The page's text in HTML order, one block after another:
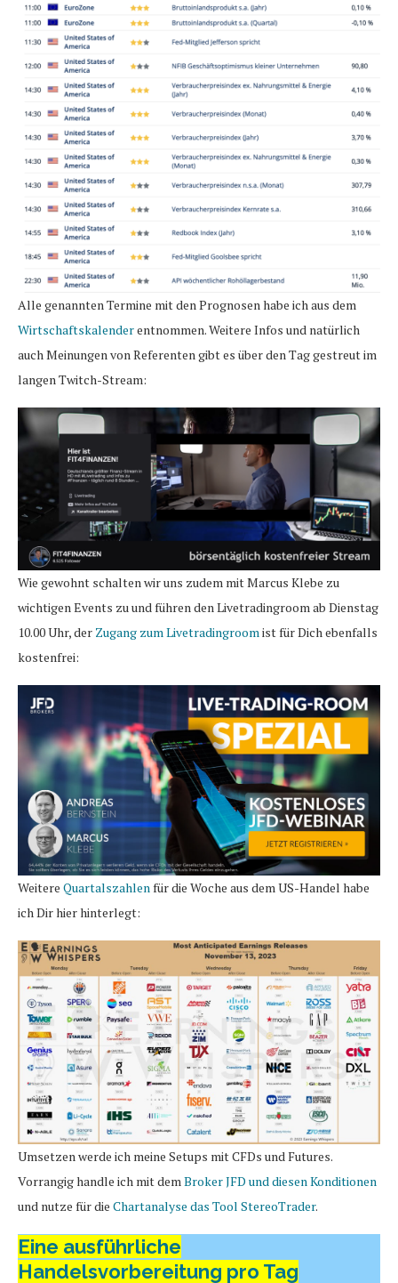
Alle genannten Termine mit den Prognosen habe ich aus dem
Wirtschaftskalenderentnommen. Weitere Infos und natürlich
auch Meinungen von Referenten gibt es über den Tag gestreut im
langen Twitch-Stream:
Wie gewohnt schalten wir uns zudem mit Marcus Klebe zu
wichtigen Events zu und führen den Livetradingroom ab Dienstag
10.00 Uhr, der Zugang zum Livetradingroomist für Dich ebenfalls
kostenfrei:
Weitere Quartalszahlen für die Woche aus dem US-Handel habe
ich Dir hier hinterlegt:
Umsetzen werde ich meine Setups mit CFDs und Futures.
Vorrangig handle ich mit demBroker JFD und diesen Konditionen
und nutze für die Chartanalyse das Tool StereoTrader.
Eine ausführliche
Handelsvorbereitung pro Tag